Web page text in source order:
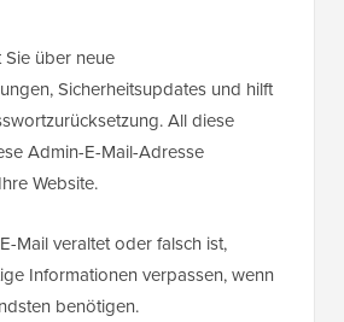
über neue
Sicherheitsupdates und hilft
All diese
Admin-E-Mail-Adresse
Website.
Mail veraltet oder falsch ist,
Informationen verpassen, wenn
benötigen.